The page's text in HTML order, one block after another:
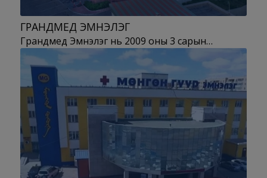
ГРАНДМЕД ЭМНЭЛЭГ
Грандмед Эмнэлэг нь 2009 оны 3 сарын…